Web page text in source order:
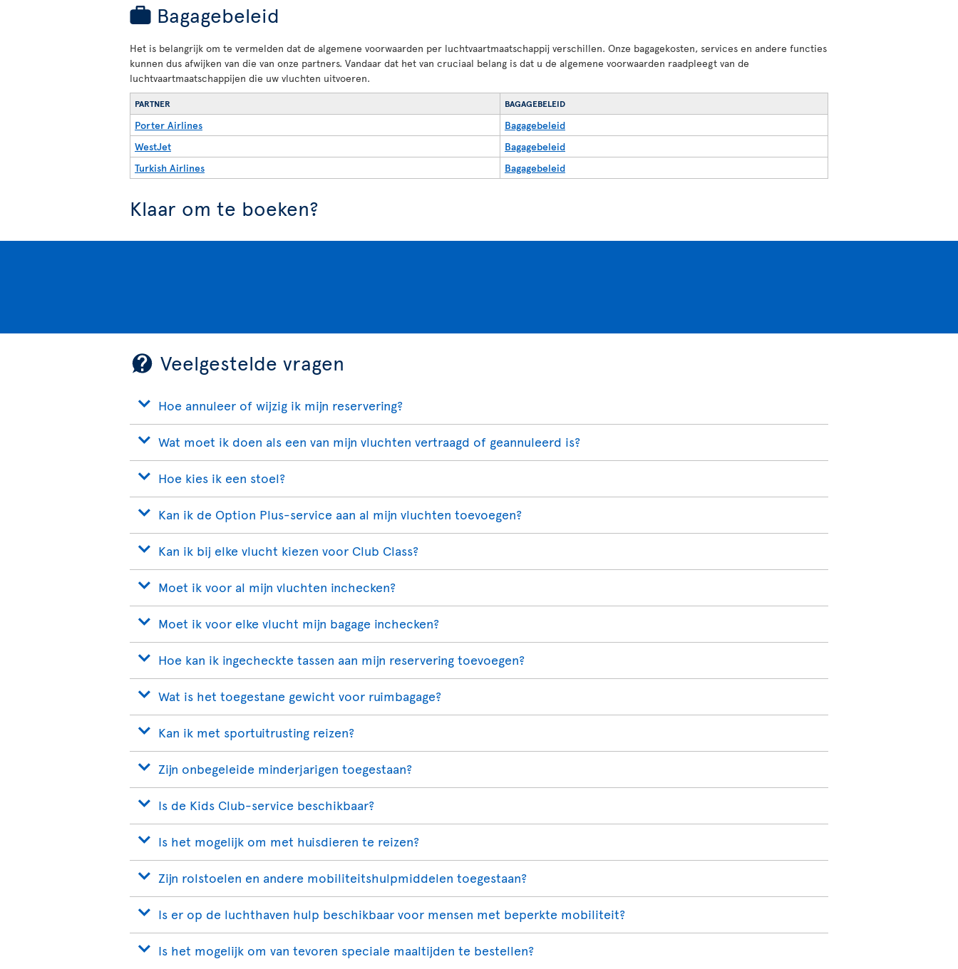
Bagagebeleid
Het is belangrijk om te vermelden dat de algemene voorwaarden per luchtvaartmaatschappij verschillen. Onze bagagekosten, services en andere functies
kunnen dus afwijken van die van onze partners. Vandaar dat het van cruciaal belang is dat u de algemene voorwaarden raadpleegt van de
luchtvaartmaatschappijen die uw vluchten uitvoeren.
PARTNER BAGAGEBELEID
Porter Airlines
Bagagebeleid
WestJet
Bagagebeleid
Turkish Airlines
Bagagebeleid
Klaar om te boeken?
Veelgestelde vragen
Hoe annuleer of wijzig ik mijn reservering?
Wat moet ik doen als een van mijn vluchten vertraagd of geannuleerd is?
Hoe kies ik een stoel?
Kan ik de Option Plus-service aan al mijn vluchten toevoegen?
Kan ik bij elke vlucht kiezen voor Club Class?
Moet ik voor al mijn vluchten inchecken?
Moet ik voor elke vlucht mijn bagage inchecken?
Hoe kan ik ingecheckte tassen aan mijn reservering toevoegen?
Wat is het toegestane gewicht voor ruimbagage?
Kan ik met sportuitrusting reizen?
Zijn onbegeleide minderjarigen toegestaan?
Is de Kids Club-service beschikbaar?
Is het mogelijk om met huisdieren te reizen?
Zijn rolstoelen en andere mobiliteitshulpmiddelen toegestaan?
Is er op de luchthaven hulp beschikbaar voor mensen met beperkte mobiliteit?
Is het mogelijk om van tevoren speciale maaltijden te bestellen?